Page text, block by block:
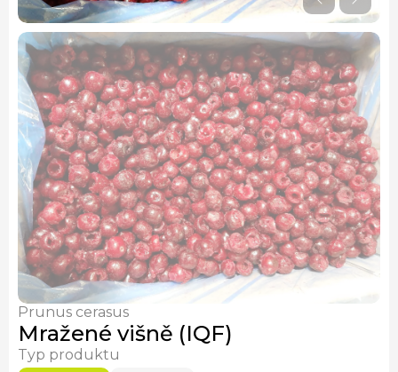
Sušené lišky
Mražené václavky (IQF)
Prunus cerasus
Mražené višně (IQF)
Typ produktu